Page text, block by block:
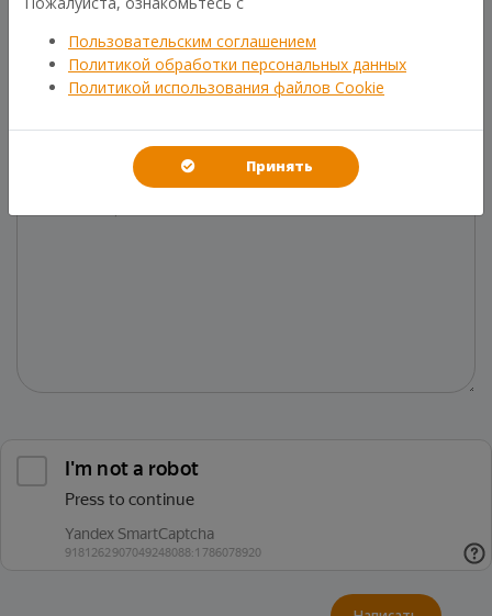
Общие вопросы
Пользовательским соглашением
Политикой обработки персональных данных
Политикой использования файлов Cookie
Принять